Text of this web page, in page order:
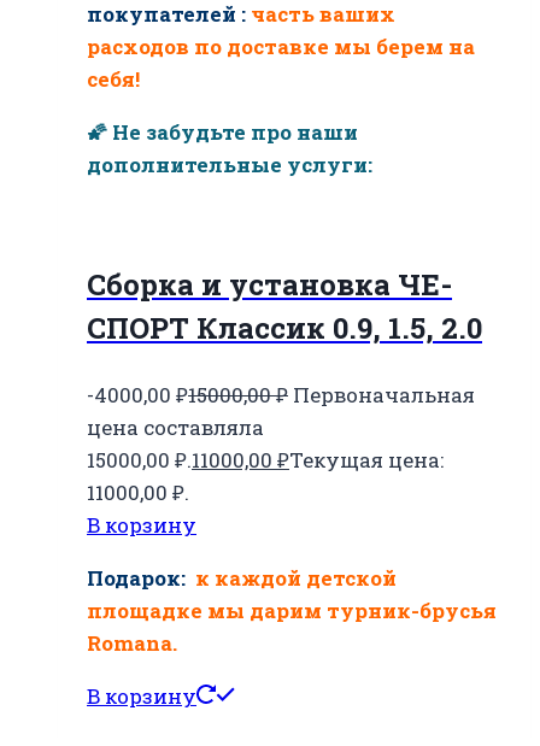
покупателей : часть ваших
расходов по доставке мы берем на
себя!
🌠 Не забудьте про наши
дополнительные услуги:
Сборка и установка ЧЕ-
СПОРТ Классик 0.9, 1.5, 2.0
-4000,00 ₽15000,00₽ Первоначальная
цена составляла
15000,00 ₽.11000,00 ₽Текущая цена:
11000,00 ₽.
В корзину
Подарок: к каждой детской
площадке мы дарим турник-брусья
Romana.
В корзину